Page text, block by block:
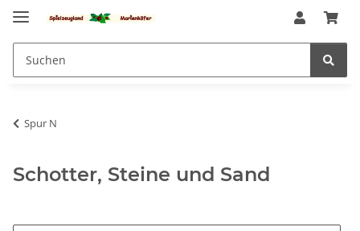
Spur N
Schotter, Steine und Sand